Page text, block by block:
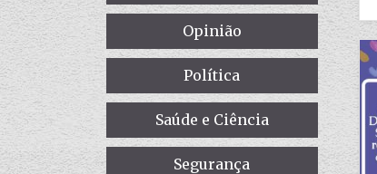
Opinião
Política
Saúde e Ciência
Segurança